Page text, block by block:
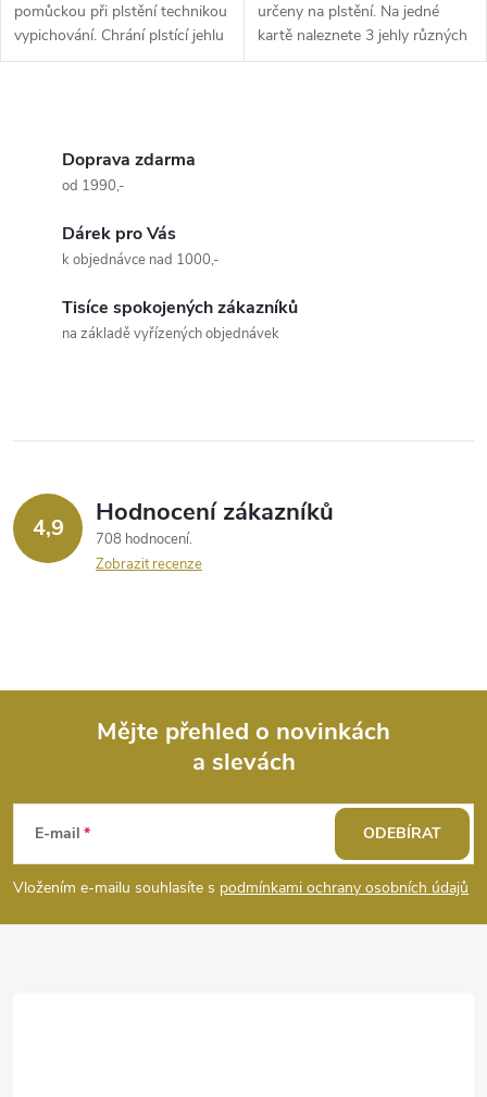
pomůckou při plstění technikou
vypichování. Chrání plstící jehlu
před zlomením. Návod k
určeny na plstění. Na jedné
kartě naleznete 3 jehly různých
velikostí: 1. tenká 0,5 mm, 2.
í
r
v
v
s
Doprava zdarma
od 1990,-
Dárek pro Vás
k objednávce nad 1000,-
Tisíce spokojených zákazníků
na základě vyřízených objednávek
4,9 Hodnocení zákazníků
708 hodnocení
Zobrazit recenze
p
Mějte přehled o novinkách
a slevách
E-mail
Vložením e-mailu souhlasíte s podmínkami ochrany osobních údajů
ODEBÍRAT